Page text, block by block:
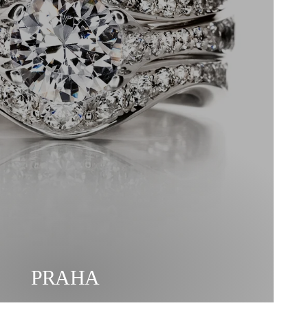
PRAHA